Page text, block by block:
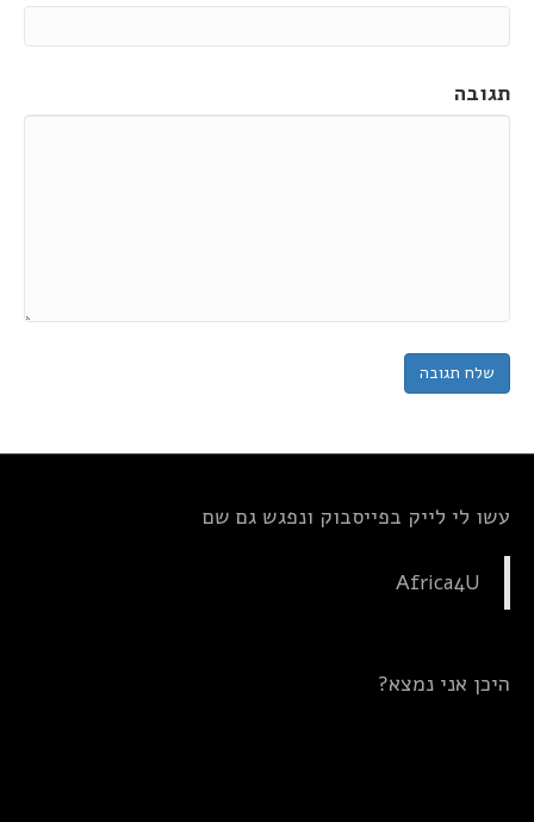
תגובה
עשו לי לייק בפייסבוק ונפגש גם שם
Africa4U
היכן אני נמצא?